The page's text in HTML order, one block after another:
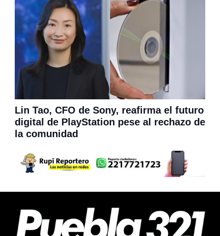
Lin Tao, CFO de Sony, reafirma el futuro
digital de PlayStation pese al rechazo de
la comunidad